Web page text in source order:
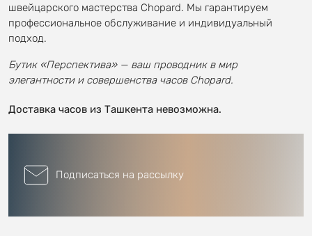
швейцарского мастерства Chopard. Мы гарантируем
профессиональное обслуживание и индивидуальный
подход.
Бутик «Перспектива» — ваш проводник в мир
элегантности и совершенства часов Chopard.
Доставка часов из Ташкента невозможна.
Подписаться на рассылку